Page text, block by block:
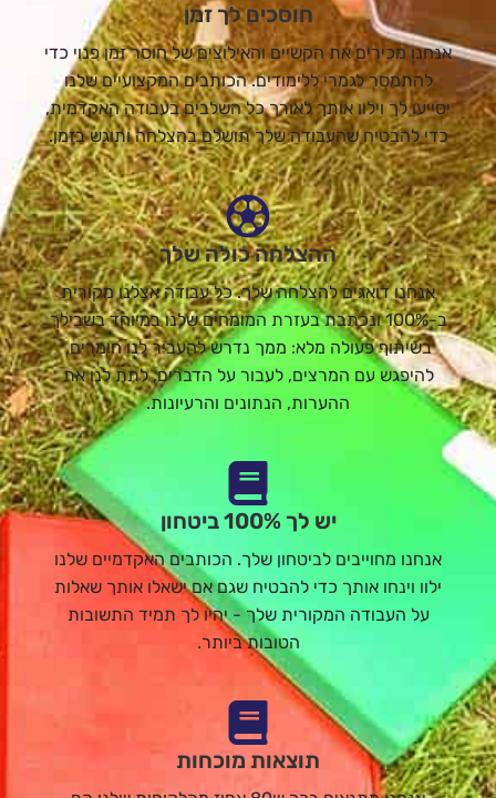
חוסכים לך זמן
אנחנו מכירים את הקשיים והאילוצים של חוסר זמן פנוי כדי
להתמסר לגמרי ללימודים. הכותבים המקצועיים שלנו
יסייעו לך וילוו אותך לאורך כל השלבים בעבודה האקדמית,
כדי להבטיח שהעבודה שלך תושלם בהצלחה ותוגש בזמן.
ההצלחה כולה שלך
אנחנו דואגים להצלחה שלך. כל עבודה אצלנו מקורית
ב-100% ונכתבת בעזרת המומחים שלנו במיוחד בשבילך
בשיתוף פעולה מלא: ממך נדרש להעביר לנו חומרים,
להיפגש עם המרצים, לעבור על הדברים, לתת לנו את
ההערות, הנתונים והרעיונות.
יש לך 100% ביטחון
אנחנו מחוייבים לביטחון שלך. הכותבים האקדמיים שלנו
ילוו וינחו אותך כדי להבטיח שגם אם ישאלו אותך שאלות
על העבודה המקורית שלך - יהיו לך תמיד התשובות
הטובות ביותר.
תוצאות מוכחות